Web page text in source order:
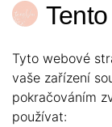
OMLAZENÍ,
Tyto webové
vaše zařízení
pokračováním
používat: